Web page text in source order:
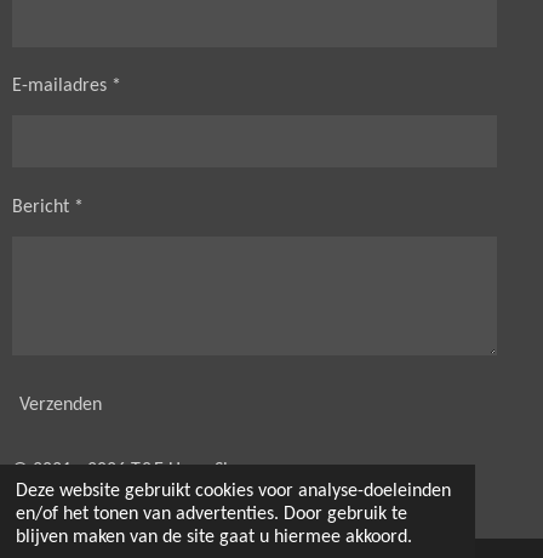
Deze website gebruikt cookies voor analyse-doeleinden
en/of het tonen van advertenties. Door gebruik te
blijven maken van de site gaat u hiermee akkoord.
E-mailadres *
Bericht *
Verzenden
© 2021 - 2026 T&E HorseShop
Powered byJouwWeb